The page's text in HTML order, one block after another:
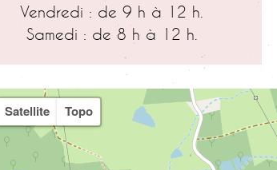
Vendredi : de 9 h à 12 h.
Samedi : de 8 h à 12 h.
Satellite Topo